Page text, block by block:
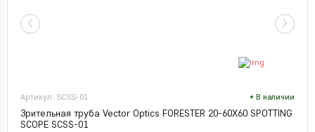
Артикул: SCSS-01 В наличии
Зрительная труба Vector Optics FORESTER 20-60X60 SPOTTING
SCOPE SCSS-01